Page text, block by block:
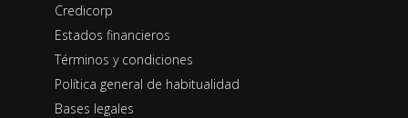
Credicorp
Estados financieros
Términos y condiciones
Política general de habitualidad
Bases legales